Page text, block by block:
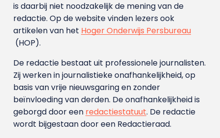
is daarbij niet noodzakelijk de mening van de
redactie. Op de website vinden lezers ook
artikelen van het Hoger Onderwijs Persbureau
(HOP).
De redactie bestaat uit professionele journalisten.
Zij werken in journalistieke onafhankelijkheid, op
basis van vrije nieuwsgaring en zonder
beïnvloeding van derden. De onafhankelijkheid is
geborgd door een redactiestatuut. De redactie
wordt bijgestaan door een Redactieraad.